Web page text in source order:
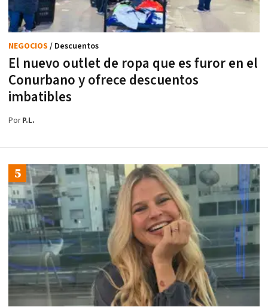
El nuevo outlet de ropa que es furor en el
Conurbano y ofrece descuentos
imbatibles
NEGOCIOS / Descuentos
PorP.L.